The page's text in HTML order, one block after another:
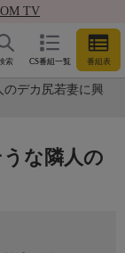
TV
CS番組一覧 番組表
索
デカ尻若妻に興
な隣人の